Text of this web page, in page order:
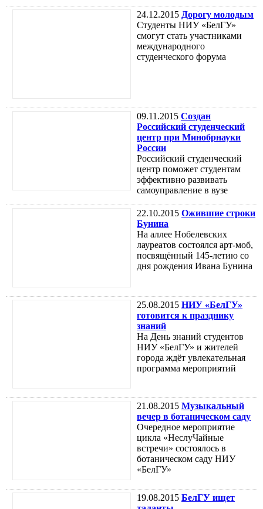
24.12.2015 Дорогу молодым
Студенты НИУ «БелГУ»
смогут стать участниками
международного
студенческого форума
09.11.2015 Создан
Российский студенческий
центр при Минобрнауки
России
Российский студенческий
центр поможет студентам
эффективно развивать
самоуправление в вузе
22.10.2015 Ожившие строки
Бунина
На аллее Нобелевских
лауреатов состоялся арт-моб,
посвящённый 145-летию со
дня рождения Ивана Бунина
25.08.2015 НИУ «БелГУ»
готовится к празднику
знаний
На День знаний студентов
НИУ «БелГУ» и жителей
города ждёт увлекательная
программа мероприятий
21.08.2015 Музыкальный
вечер в ботаническом саду
Очередное мероприятие
цикла «НеслуЧайные
встречи» состоялось в
ботаническом саду НИУ
«БелГУ»
19.08.2015 БелГУ ищет